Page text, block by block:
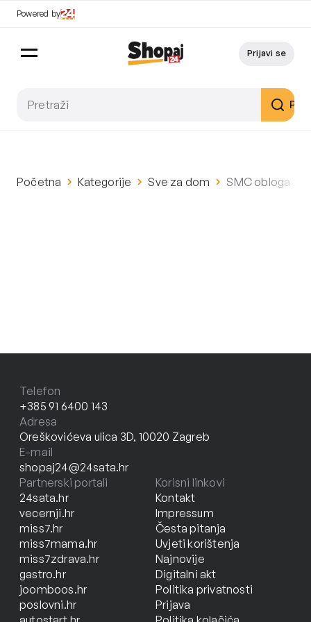
Powered by
Prijavi se
Početna Kategorije Sve za dom SMC obloga za
Telefon
+385 91 6400 143
Adresa
Oreškovićeva ulica 3D, 10020 Zagreb
E-mail
shopaj24@24sata.hr
Partnerski portali
24sata.hr
vecernji.hr
miss7.hr
miss7mama.hr
miss7zdrava.hr
gastro.hr
joomboos.hr
poslovni.hr
Korisni linkovi
Kontakt
Impressum
Česta pitanja
Uvjeti korištenja
Najnovije
Digitalni akt
Politika privatnosti
Prijava